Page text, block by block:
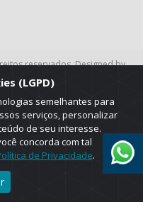
reservados. Designed by
(LGPD)
semelhantes para
serviços, personalizar
de seu interesse.
concorda com tal
de Privacidade.